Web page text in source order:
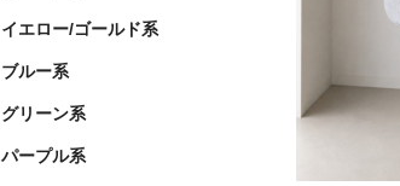
イエロー/ゴールド系
ブルー系
グリーン系
パープル系